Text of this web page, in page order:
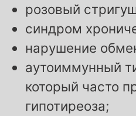
розовый
синдром
нарушение
аутоиммунный
который часто
гипотиреоза;